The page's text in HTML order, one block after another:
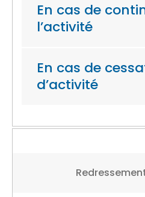
En cas de
l’activité
En cas de
d’activité